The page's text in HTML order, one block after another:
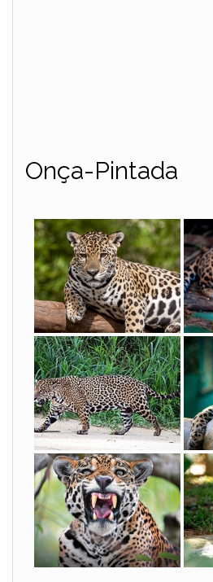
Onça-Pintada